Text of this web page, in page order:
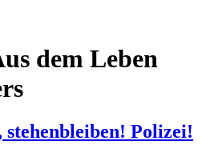
dem Leben
stehenbleiben! Polizei!